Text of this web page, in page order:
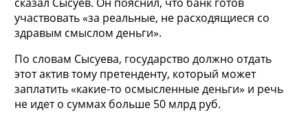
сказал Сысуев. Он пояснил, что банк готов
участвовать «за реальные, не расходящиеся со
здравым смыслом деньги».
По словам Сысуева, государство должно отдать
этот актив тому претенденту, который может
заплатить «какие-то осмысленные деньги» и речь
не идет о суммах больше 50 млрд руб.